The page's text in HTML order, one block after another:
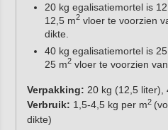
20 kg egalisatiemortel is
12,5 m2vloer te voorzien
dikte.
40 kg egalisatiemortel is
25 m2vloer te voorzien
Verpakking: 20 kg (12,5 liter),
Verbruik: 1,5-4,5 kg per m2
dikte)